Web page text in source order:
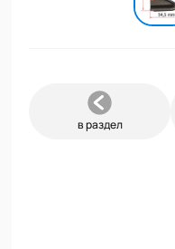
в раздел